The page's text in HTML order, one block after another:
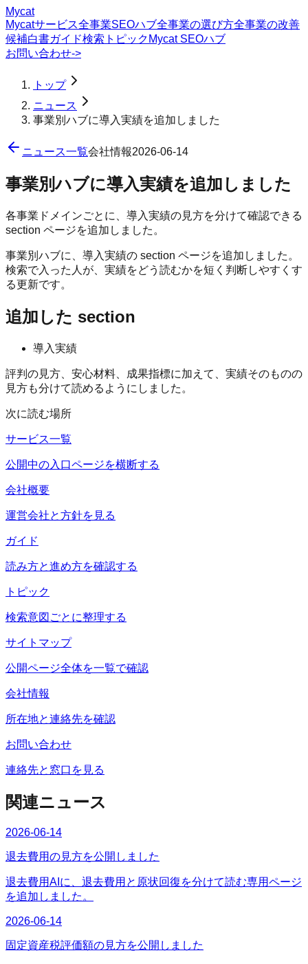
Mycat
Mycatサービス全事業SEOハブ全事業の選び方全事業の改善
候補白書ガイド検索トピック Mycat SEOハブ
お問い合わせ->
トップ
ニュース
事業別ハブに導入実績を追加しました
ニュース一覧会社情報2026-06-14
事業別ハブに導入実績を追加しました
各事業ドメインごとに、導入実績の見方を分けて確認できる
section ページを追加しました。
事業別ハブに、導入実績の section ページを追加しました。
検索で入った人が、実績をどう読むかを短く判断しやすくす
る更新です。
追加した section
導入実績
評判の見方、安心材料、成果指標に加えて、実績そのものの
見方も分けて読めるようにしました。
次に読む場所
サービス一覧
公開中の入口ページを横断する
会社概要
運営会社と方針を見る
ガイド
読み方と進め方を確認する
トピック
検索意図ごとに整理する
サイトマップ
公開ページ全体を一覧で確認
会社情報
所在地と連絡先を確認
お問い合わせ
連絡先と窓口を見る
関連ニュース
2026-06-14
退去費用の見方を公開しました
退去費用AIに、退去費用と原状回復を分けて読む専用ページ
を追加しました。
2026-06-14
固定資産税評価額の見方を公開しました